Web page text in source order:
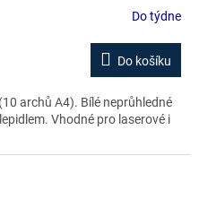
Do týdne
Do košíku
archů A4). Bílé neprůhledné
Vhodné pro laserové i